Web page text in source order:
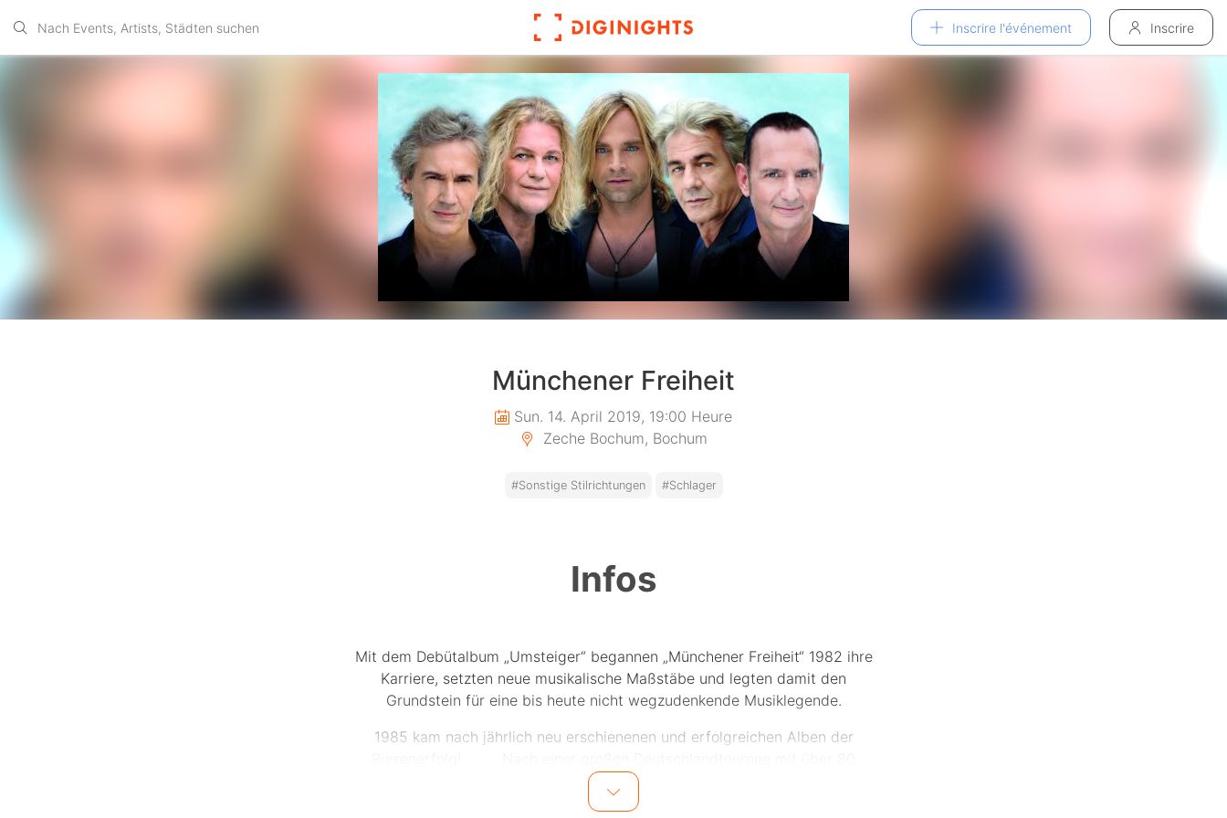
Inscrire l'événement Inscrire
Münchener Freiheit
Sun. 14. April 2019, 19:00 Heure
Zeche Bochum, Bochum
#Sonstige Stilrichtungen #Schlager
Infos
Mit dem Debütalbum „Umsteiger“ begannen „Münchener Freiheit“ 1982 ihre
Karriere, setzten neue musikalische Maßstäbe und legten damit den
Grundstein für eine bis heute nicht wegzudenkende Musiklegende.
1985 kam nach jährlich neu erschienenen und erfolgreichen Alben der
Konzerten veröffentlichte die Band die Single „Ohne Dich“. Bis heute ist sie
einer der größten Hits der „Münchener Freiheit“ und ist jedem Einzelnen